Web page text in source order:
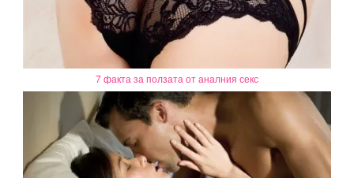
7 факта за ползата от аналния секс